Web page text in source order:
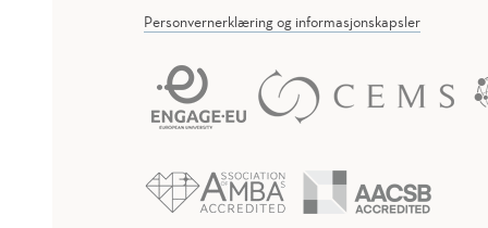
Personvernerklæring og informasjonskapsler